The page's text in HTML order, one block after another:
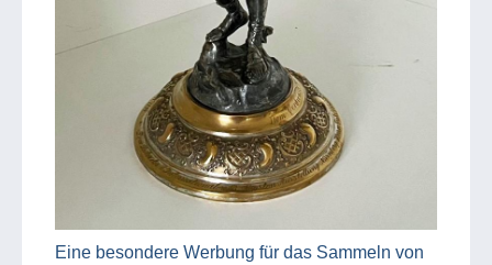
Eine besondere Werbung für das Sammeln von